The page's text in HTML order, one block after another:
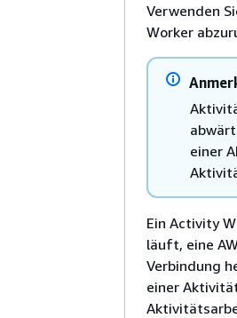
Verwenden
Worker
einer
Ein Activity
läuft, eine
Verbindung
einer